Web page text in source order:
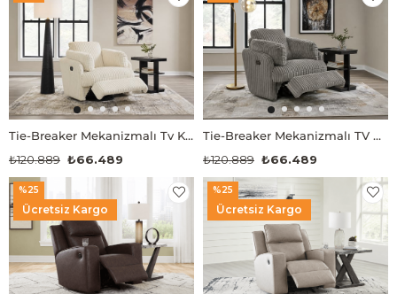
Tie-Breaker Mekanizmalı Tv Koltuğu
₺66.489
₺120.889
Tie-Breaker Mekanizmalı TV Koltuğu
₺66.489
₺120.889
Ücretsiz Kargo
%25
Ücretsiz Kargo
%25